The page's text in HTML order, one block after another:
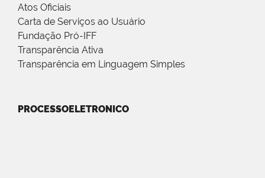
Atos Oficiais
Carta de Serviços ao Usuário
Fundação Pró-IFF
Transparência Ativa
Transparência em Linguagem Simples
PROCESSOELETRONICO